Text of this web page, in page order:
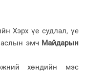
Хэрх үе судлал, үе
эмч Майдарын
хөндийн мэс